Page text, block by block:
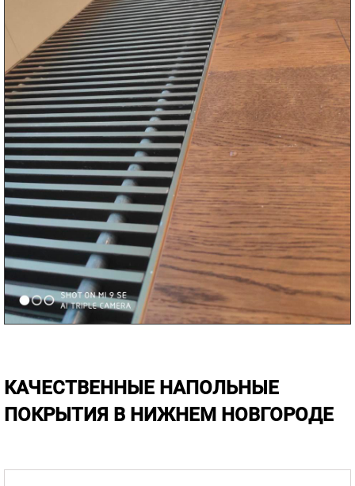
КАЧЕСТВЕННЫЕ НАПОЛЬНЫЕ
ПОКРЫТИЯ В НИЖНЕМ НОВГОРОДЕ